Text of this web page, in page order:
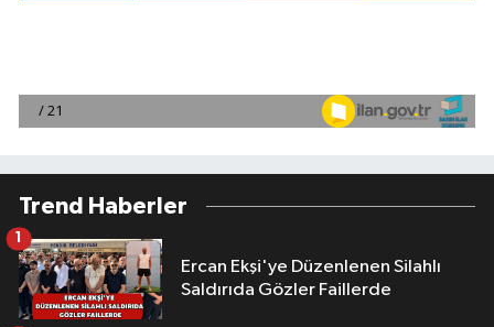
Trend Haberler
Ercan Ekşi'ye Düzenlenen Silahlı
Saldırıda Gözler Faillerde
1